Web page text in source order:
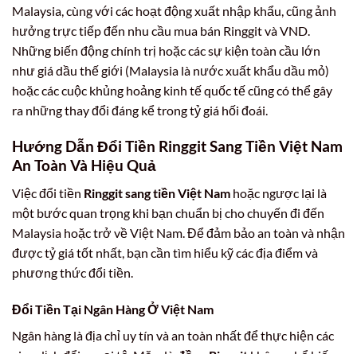
Malaysia, cùng với các hoạt động xuất nhập khẩu, cũng ảnh
hưởng trực tiếp đến nhu cầu mua bán Ringgit và VND.
Những biến động chính trị hoặc các sự kiện toàn cầu lớn
như giá dầu thế giới (Malaysia là nước xuất khẩu dầu mỏ)
hoặc các cuộc khủng hoảng kinh tế quốc tế cũng có thể gây
ra những thay đổi đáng kể trong tỷ giá hối đoái.
Hướng Dẫn Đổi Tiền Ringgit Sang Tiền Việt Nam
An Toàn Và Hiệu Quả
Việc đổi tiền Ringgit sang tiền Việt Nam hoặc ngược lại là
một bước quan trọng khi bạn chuẩn bị cho chuyến đi đến
Malaysia hoặc trở về Việt Nam. Để đảm bảo an toàn và nhận
được tỷ giá tốt nhất, bạn cần tìm hiểu kỹ các địa điểm và
phương thức đổi tiền.
Đổi Tiền Tại Ngân Hàng Ở Việt Nam
Ngân hàng là địa chỉ uy tín và an toàn nhất để thực hiện các